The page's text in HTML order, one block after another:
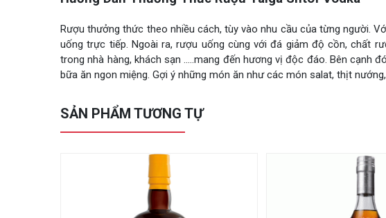
Rượu thưởng thức theo nhiều cách, tùy vào nhu cầu của từng người.
uống trực tiếp. Ngoài ra, rượu uống cùng với đá giảm độ cồn, chất
trong nhà hàng, khách sạn …..mang đến hương vị độc đáo. Bên cạnh
bữa ăn ngon miệng. Gợi ý những món ăn như các món salat, thịt
SẢN PHẨM TƯƠNG TỰ